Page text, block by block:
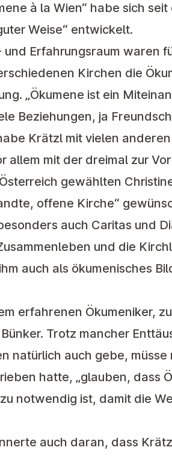
à la Wien“ habe sich
Weise“ entwickelt.
Erfahrungsraum waren
Kirchen die
„Ökumene ist ein
Beziehungen, ja
Krätzl mit vielen
mit der dreimal zur
gewählten
offene Kirche“
auch Caritas und
und die
auch als ökumenisches
erfahrenen Ökumeniker,
Trotz mancher
natürlich auch gebe, müsse
hatte, „glauben, dass
notwendig ist, damit die
auch daran, dass